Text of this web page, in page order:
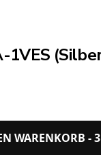
1VES
WARENKORB -